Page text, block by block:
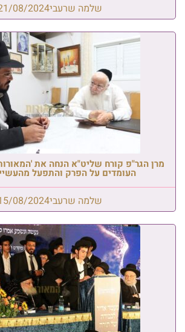
שלמה שרעבי08/2024
מרן הגר"פ קורח שליט"א הנחה את
העומדים על הפרק והתפעל
שלמה שרעבי08/2024